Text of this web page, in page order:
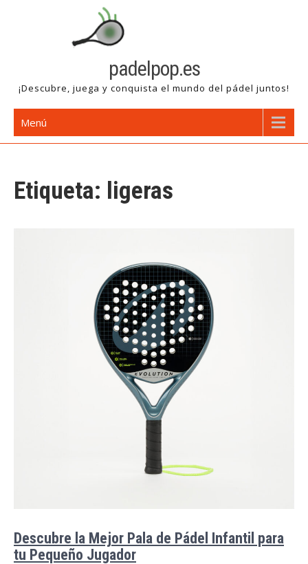
padelpop.es
¡Descubre, juega y conquista el mundo del pádel juntos!
Menú
Etiqueta: ligeras
Descubre la Mejor Pala de Pádel Infantil para
tu Pequeño Jugador